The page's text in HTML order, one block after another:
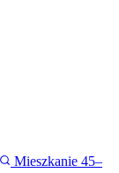
Mieszkanie 45–